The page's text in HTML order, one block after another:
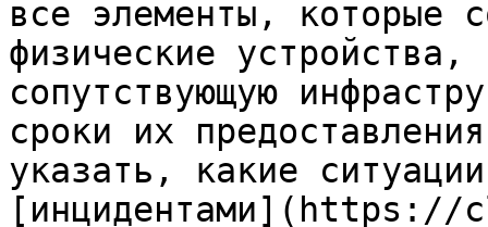
все элементы, которые
физические устройства,
сопутствующую
сроки их
указать, какие